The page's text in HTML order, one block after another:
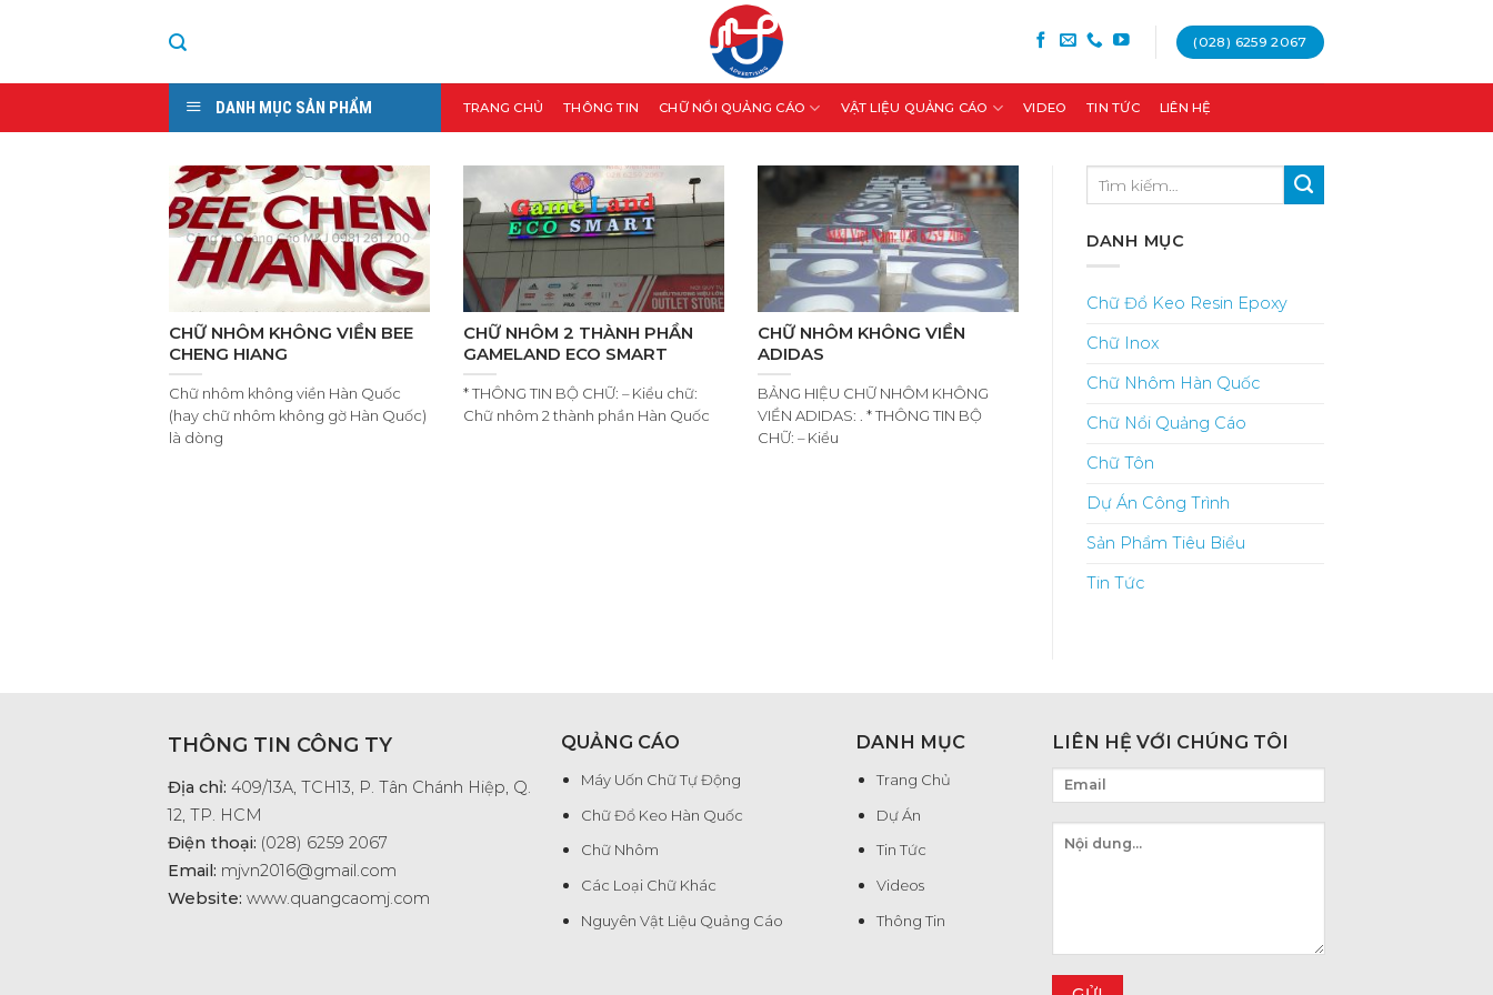
(028) 6259 2067
DANH MỤC SẢN PHẨM TRANG CHỦ THÔNG TIN CHỮ NỔI QUẢNG CÁO VẬT LIỆU QUẢNG CÁO VIDEO TIN TỨC LIÊN HỆ
CHỮ NHÔM KHÔNG VIỀN BEE
CHENG HIANG
Chữ nhôm không viền Hàn Quốc
(hay chữ nhôm không gờ Hàn Quốc)
là dòng
CHỮ NHÔM 2 THÀNH PHẦN
GAMELAND ECO SMART
* THÔNG TIN BỘ CHỮ: – Kiểu chữ:
Chữ nhôm 2 thành phần Hàn Quốc
CHỮ NHÔM KHÔNG VIỀN
ADIDAS
BẢNG HIỆU CHỮ NHÔM KHÔNG
VIỀN ADIDAS: . * THÔNG TIN BỘ
CHỮ: – Kiểu
DANH MỤC
Chữ Đổ Keo Resin Epoxy
Chữ Inox
Chữ Nhôm Hàn Quốc
Chữ Nổi Quảng Cáo
Chữ Tôn
Dự Án Công Trình
Sản Phẩm Tiêu Biểu
Tin Tức
THÔNG TIN CÔNG TY
Địa chỉ: 409/13A, TCH13, P. Tân Chánh Hiệp, Q.
12, TP. HCM
Điện thoại: (028) 6259 2067
Email: mjvn2016@gmail.com
Website: www.quangcaomj.com
QUẢNG CÁO
Máy Uốn Chữ Tự Động
Chữ Đổ Keo Hàn Quốc
Chữ Nhôm
Các Loại Chữ Khác
Nguyên Vật Liệu Quảng Cáo
DANH MỤC
Trang Chủ
Dự Án
Tin Tức
Videos
Thông Tin
LIÊN HỆ VỚI CHÚNG TÔI